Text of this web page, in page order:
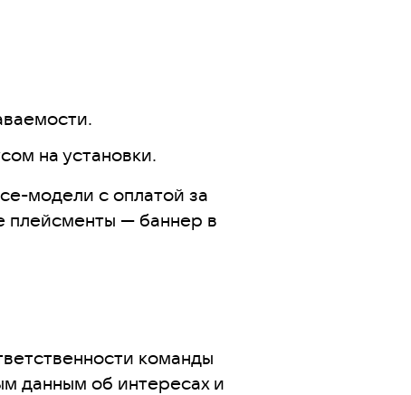
на установки.
модели с оплатой за
плейсменты — баннер в
команды
данным об интересах и